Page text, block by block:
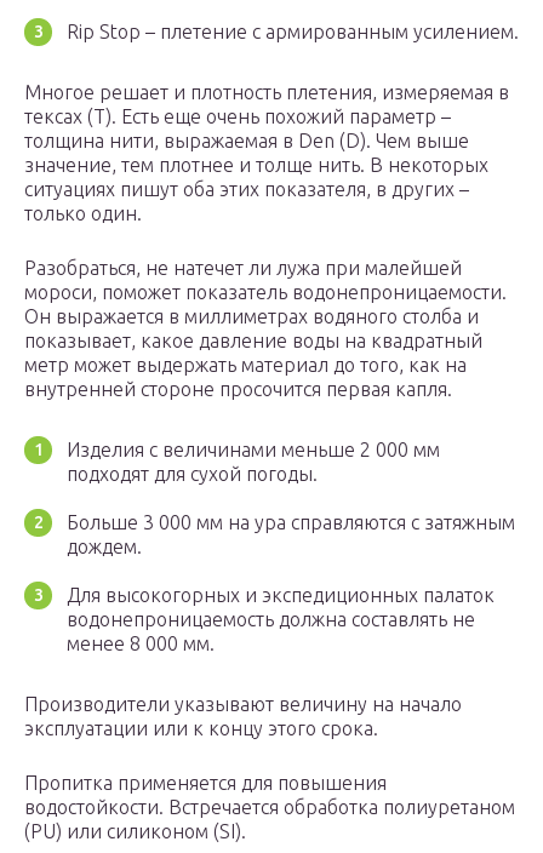
Rip Stop – плетение с армированным усилением.
Многое решает и плотность плетения, измеряемая в
тексах (Т). Есть еще очень похожий параметр –
толщина нити, выражаемая в Den (D). Чем выше
значение, тем плотнее и толще нить. В некоторых
ситуациях пишут оба этих показателя, в других –
только один.
Разобраться, не натечет ли лужа при малейшей
мороси, поможет показатель водонепроницаемости.
Он выражается в миллиметрах водяного столба и
показывает, какое давление воды на квадратный
метр может выдержать материал до того, как на
внутренней стороне просочится первая капля.
Изделия с величинами меньше 2 000 мм
подходят для сухой погоды.
Больше 3 000 мм на ура справляются с затяжным
дождем.
Для высокогорных и экспедиционных палаток
водонепроницаемость должна составлять не
менее 8 000 мм.
Производители указывают величину на начало
эксплуатации или к концу этого срока.
Пропитка применяется для повышения
водостойкости. Встречается обработка полиуретаном
(PU) или силиконом (SI).